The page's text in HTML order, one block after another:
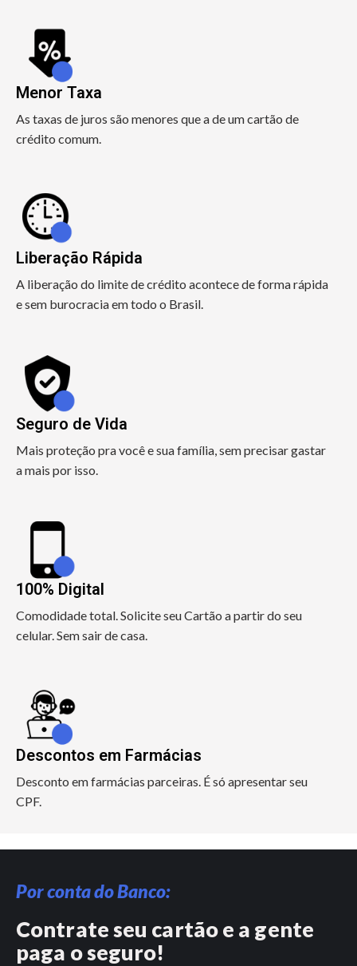
Menor Taxa
As taxas de juros são menores que a de um cartão de
crédito comum.
Liberação Rápida
A liberação do limite de crédito acontece de forma rápida
e sem burocracia em todo o Brasil.
Seguro de Vida
Mais proteção pra você e sua família, sem precisar gastar
a mais por isso.
100% Digital
Comodidade total. Solicite seu Cartão a partir do seu
celular. Sem sair de casa.
Descontos em Farmácias
Desconto em farmácias parceiras. É só apresentar seu
CPF.
Por conta do Banco:
Contrate seu cartão e a gente
paga o seguro!